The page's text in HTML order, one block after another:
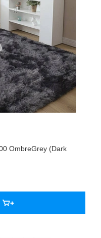
OmbreGrey (Dark